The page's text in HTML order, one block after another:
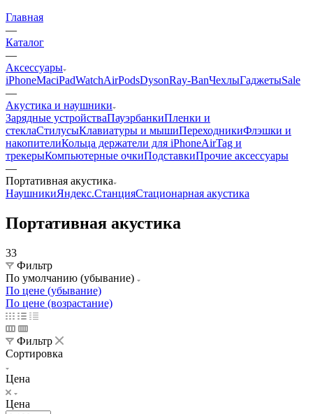
Главная
—
Каталог
—
Аксессуары
iPhoneMaciPadWatchAirPodsDysonRay-BanЧехлыГаджетыSale
—
Акустика и наушники
Зарядные устройстваПауэрбанкиПленки и
стеклаСтилусыКлавиатуры и мышиПереходникиФлэшки и
накопителиКольца держатели для iPhoneAirTag и
трекерыКомпьютерные очкиПодставкиПрочие аксессуары
—
Портативная акустика
НаушникиЯндекс.СтанцияСтационарная акустика
Портативная акустика
33
Фильтр
По умолчанию (убывание)
По цене (убывание)
По цене (возрастание)
Фильтр
Сортировка
Цена
Цена